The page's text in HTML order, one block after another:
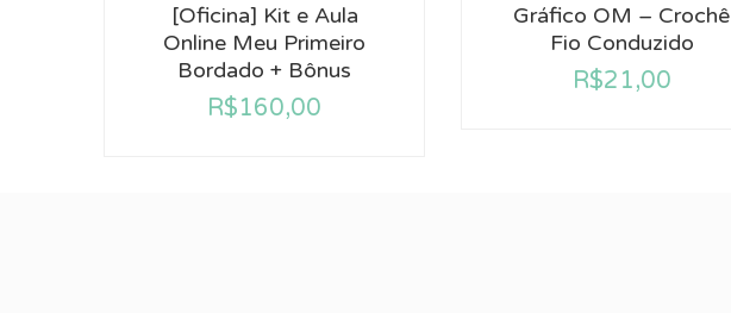
[Oficina] Kit e Aula
Online Meu Primeiro
Bordado + Bônus
R$160,00
Gráfico OM – Crochê
Fio Conduzido
R$21,00